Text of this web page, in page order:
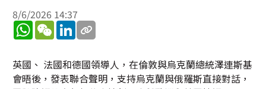
8/6/2026 14:37
WhatsApp
WeChatLinkedIn
英國、 法國和德國領導人，在倫敦與烏克蘭總統澤連斯基
會晤後，發表聯合聲明，支持烏克蘭與俄羅斯直接對話，